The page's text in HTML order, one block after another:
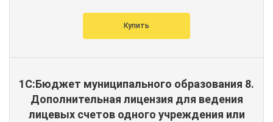
Купить
1С:Бюджет муниципального образования 8.
Дополнительная лицензия для ведения
лицевых счетов одного учреждения или